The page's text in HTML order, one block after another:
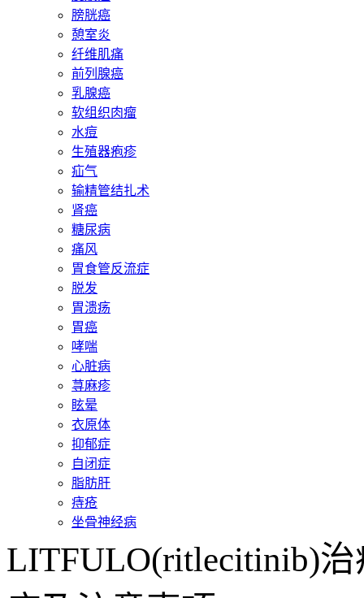
膀胱癌
憩室炎
纤维肌痛
前列腺癌
乳腺癌
软组织肉瘤
水痘
生殖器疱疹
疝气
输精管结扎术
肾癌
糖尿病
痛风
胃食管反流症
脱发
胃溃疡
胃癌
哮喘
心脏病
荨麻疹
眩晕
衣原体
抑郁症
自闭症
脂肪肝
痔疮
坐骨神经病
LITFULO(ritlecitinib)